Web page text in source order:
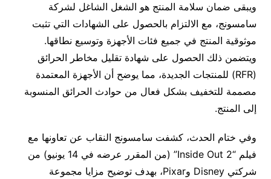
ويبقى ضمان سلامة المنتج هو الشغل الشاغل لشركة
سامسونج، مع الالتزام بالحصول على الشهادات التي تثبت
موثوقية المنتج في جميع فئات الأجهزة وتوسيع نطاقها.
ويتضمن ذلك الحصول على شهادة تقليل مخاطر الحرائق
(RFR) للمنتجات الجديدة، مما يوضح أن الأجهزة المعتمدة
مصممة للتخفيف بشكل فعال من حوادث الحرائق المنسوبة
إلى المنتج.
وفي ختام الحدث، كشفت سامسونج النقاب عن تعاونها مع
فيلم “Inside Out 2” (من المقرر عرضه في 14 يونيو) من
شركتي Disney وPixar، بهدف توضيح مزايا مجموعة